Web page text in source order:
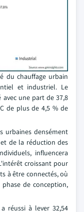
du chauffage urbain
et industriel. Le
une part de 37,8
de plus de 4,5 % de
urbaines densément
de la réduction des
influencera
croissant pour
à être connectés, où
de conception,
réussi à lever 32,54